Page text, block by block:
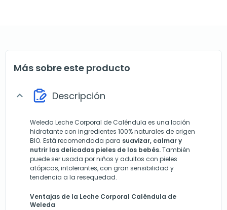
Más sobre este producto
expand_more Descripción
Weleda Leche Corporal de Caléndula es una loción
hidratante con ingredientes 100% naturales de origen
BIO. Está recomendada para suavizar, calmar y
nutrir las delicadas pieles de los bebés.También
puede ser usada por niños y adultos con pieles
atópicas, intolerantes, con gran sensibilidad y
tendencia a la resequedad.
Ventajas de la Leche Corporal Caléndula de
Weleda